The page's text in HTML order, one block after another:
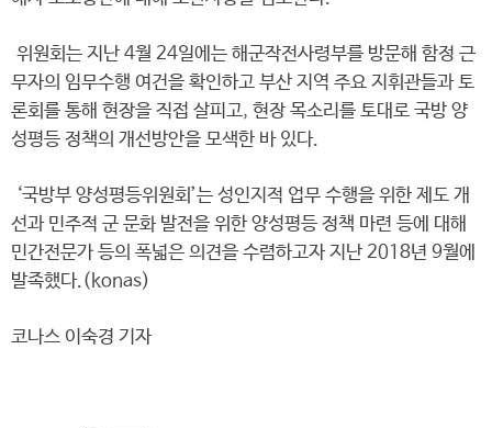
위원회는 지난 4월 24일에는 해군작전사령부를 방문해 함정 근
무자의 임무수행 여건을 확인하고 부산 지역 주요 지휘관들과 토
론회를 통해 현장을 직접 살피고, 현장 목소리를 토대로 국방 양
성평등 정책의 개선방안을 모색한 바 있다.
‘국방부 양성평등위원회’는 성인지적 업무 수행을 위한 제도 개
선과 민주적 군 문화 발전을 위한 양성평등 정책 마련 등에 대해
민간전문가 등의 폭넓은 의견을 수렴하고자 지난 2018년 9월에
발족했다.(konas)
코나스 이숙경 기자